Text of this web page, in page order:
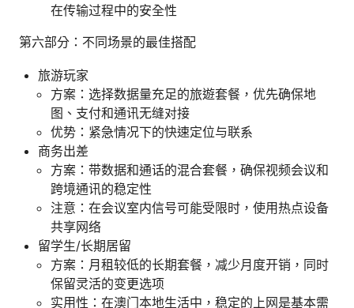
在传输过程中的安全性
第六部分：不同场景的最佳搭配
旅游玩家
方案：选择数据量充足的旅遊套餐，优先确保地
图、支付和通讯无缝对接
优势：紧急情况下的快速定位与联系
商务出差
方案：带数据和通话的混合套餐，确保视频会议和
跨境通讯的稳定性
注意：在会议室内信号可能受限时，使用热点设备
共享网络
留学生/长期居留
方案：月租较低的长期套餐，减少月度开销，同时
保留灵活的变更选项
实用性：在澳门本地生活中，稳定的上网是基本需